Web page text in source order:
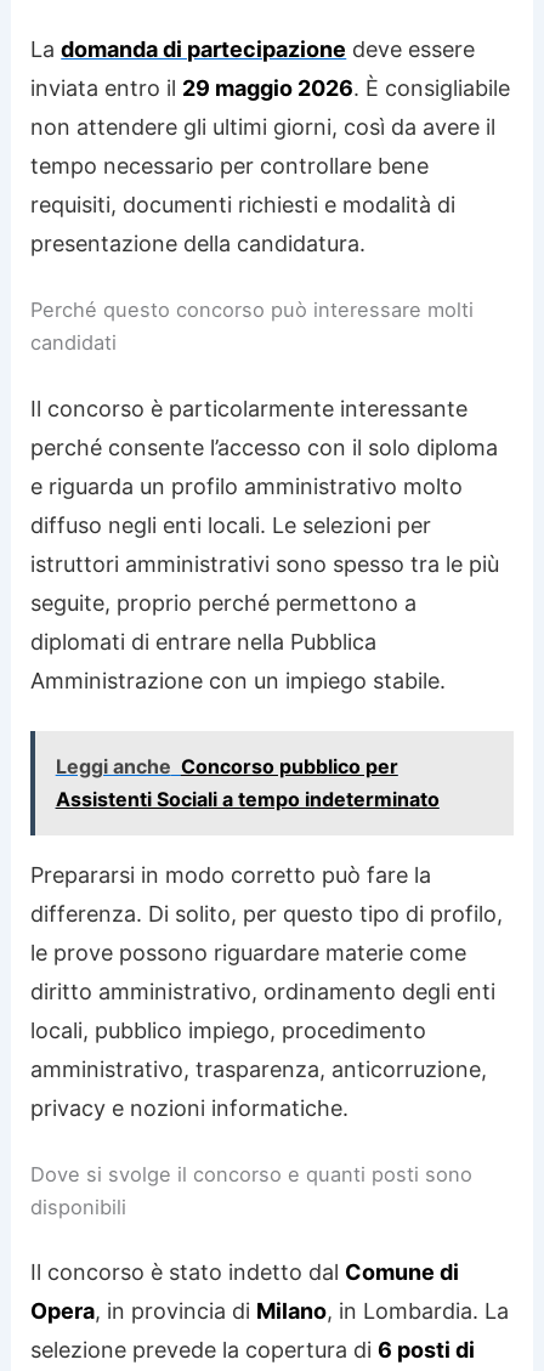
Ladomanda di partecipazione deve essere
inviata entro il 29 maggio 2026. È consigliabile
non attendere gli ultimi giorni, così da avere il
tempo necessario per controllare bene
requisiti, documenti richiesti e modalità di
presentazione della candidatura.
Perché questo concorso può interessare molti
candidati
Il concorso è particolarmente interessante
perché consente l’accesso con il solo diploma
e riguarda un profilo amministrativo molto
diffuso negli enti locali. Le selezioni per
istruttori amministrativi sono spesso tra le più
seguite, proprio perché permettono a
diplomati di entrare nella Pubblica
Amministrazione con un impiego stabile.
Leggi anche Concorso pubblico per
Assistenti Sociali a tempo indeterminato
Prepararsi in modo corretto può fare la
differenza. Di solito, per questo tipo di profilo,
le prove possono riguardare materie come
diritto amministrativo, ordinamento degli enti
locali, pubblico impiego, procedimento
amministrativo, trasparenza, anticorruzione,
privacy e nozioni informatiche.
Dove si svolge il concorso e quanti posti sono
disponibili
Il concorso è stato indetto dal Comune di
Opera, in provincia di Milano, in Lombardia. La
selezione prevede la copertura di6 posti di